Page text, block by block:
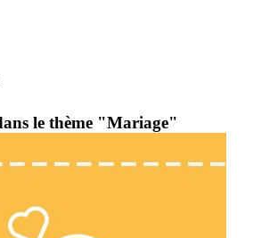
le thème "Mariage"